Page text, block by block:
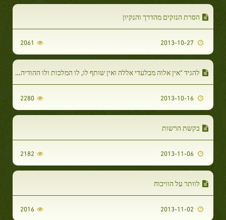
הסרת הנזקים מהדרך והנקיון
2061
להגיד "אין אלוה מבלעדי אללה ואין שותף לו, לו המלכות ולו ההודיה והוא הכל יכול
2280
בקשת הרשות
2182
לוותר על הוויכוח
2016